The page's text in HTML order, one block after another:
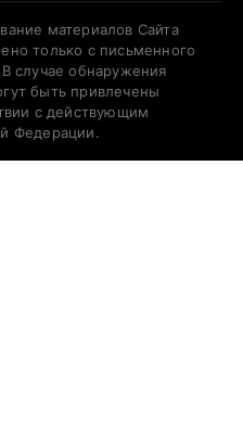
материалов Сайта
только с письменного
случае обнаружения
быть привлечены
с действующим
Федерации.